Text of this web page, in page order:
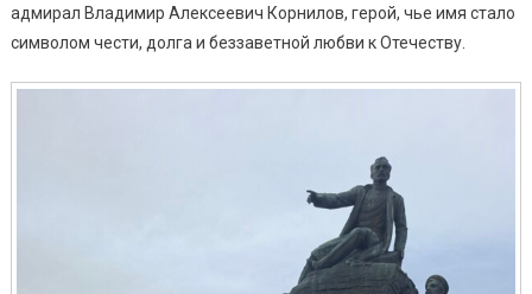
адмирал Владимир Алексеевич Корнилов, герой, чье имя стало
символом чести, долга и беззаветной любви к Отечеству.